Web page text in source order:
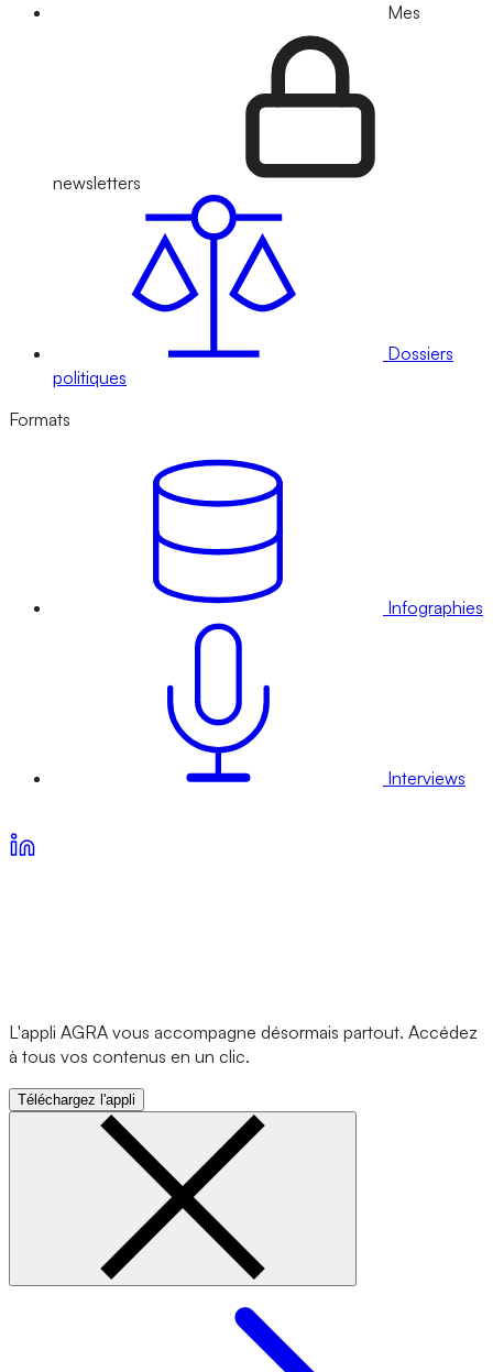
Mes
newsletters
Dossiers
politiques
Formats
Infographies
Interviews
L'appli AGRA vous accompagne désormais partout. Accédez
à tous vos contenus en un clic.
Téléchargez l'appli